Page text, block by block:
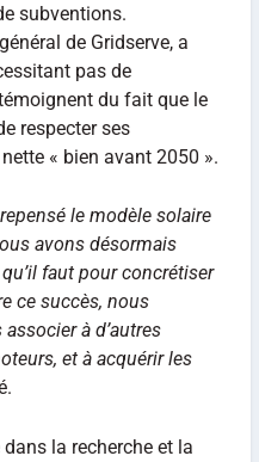
subventions.
de Gridserve, a
pas de
du fait que le
respecter ses
« bien avant 2050 ».
le modèle solaire
avons désormais
faut pour concrétiser
ce succès, nous
à d’autres
et à acquérir les
la recherche et la